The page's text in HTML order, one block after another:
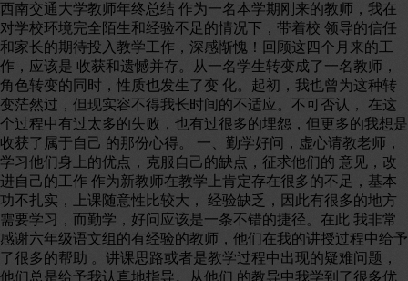
西南交通大学教师年终总结 作为一名本学期刚来的教师，我在
对学校环境完全陌生和经验不足的情况下，带着校 领导的信任
和家长的期待投入教学工作，深感惭愧！回顾这四个月来的工
作，应该是 收获和遗憾并存。从一名学生转变成了一名教师，
角色转变的同时，性质也发生了变 化。起初，我也曾为这种转
变茫然过，但现实容不得我长时间的不适应。不可否认， 在这
个过程中有过太多的失败，也有过很多的埋怨，但更多的我想是
收获了属于自己 的那份心得。 一、勤学好问，虚心请教老师，
学习他们身上的优点，克服自己的缺点，征求他们的 意见，改
进自己的工作 作为新教师在教学上肯定存在很多的不足，基本
功不扎实，上课随意性比较大， 经验缺乏，因此有很多的地方
需要学习，而勤学，好问应该是一条不错的捷径。在此 我非常
感谢六年级语文组的有经验的教师，他们在我的讲授过程中给予
了很多的帮助 。讲课思路或者是教学过程中出现的疑难问题，
他们总是给予我认真地指导。从他们 的教导中我学到了很多优